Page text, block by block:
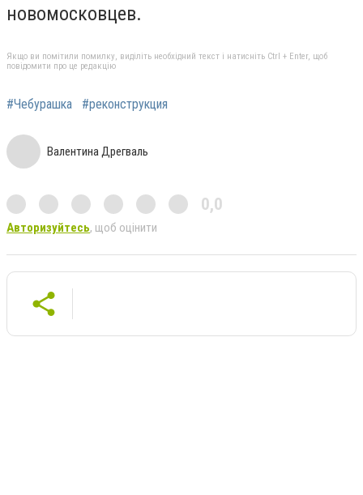
новомосковцев.
Якщо ви помітили помилку, виділіть необхідний текст і натисніть Ctrl + Enter, щоб
повідомити про це редакцію
#Чебурашка #реконструкция
Валентина Дрегваль
0,0
Авторизуйтесь, щоб оцінити